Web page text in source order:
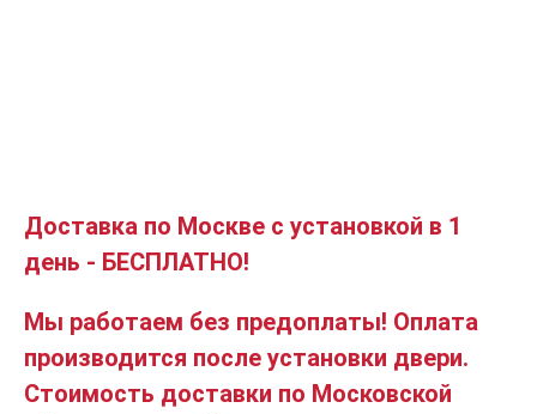
Доставка по Москве с установкой в 1
день - БЕСПЛАТНО!
Мы работаем без предоплаты! Оплата
производится после установки двери.
Стоимость доставки по Московской